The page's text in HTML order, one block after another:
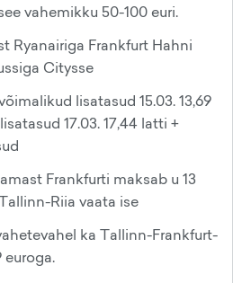
vahemikku 50-100 euri.
Ryanairiga Frankfurt Hahni
Citysse
lisatasud 15.03. 13,69
17.03. 17,44 latti +
Frankfurti maksab u 13
Riia vaata ise
ka Tallinn-Frankfurt-